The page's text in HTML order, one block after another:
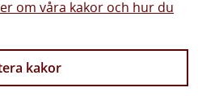
om våra kakor och hur du
kakor